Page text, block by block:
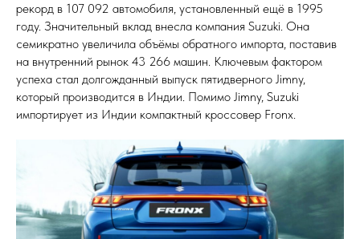
рекорд в 107 092 автомобиля, установленный ещё в 1995
году. Значительный вклад внесла компания Suzuki. Она
семикратно увеличила объёмы обратного импорта, поставив
на внутренний рынок 43 266 машин. Ключевым фактором
успеха стал долгожданный выпуск пятидверного Jimny,
который производится в Индии. Помимо Jimny, Suzuki
импортирует из Индии компактный кроссовер Fronx.